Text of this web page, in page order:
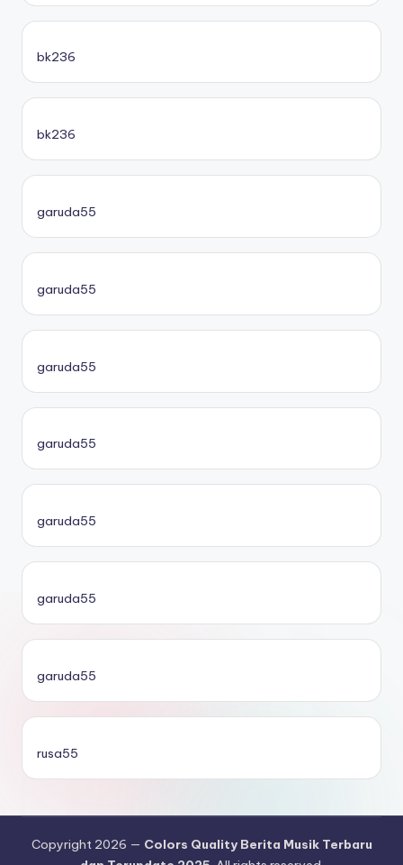
bk236
bk236
garuda55
garuda55
garuda55
garuda55
garuda55
garuda55
garuda55
rusa55
Copyright 2026 — Colors Quality Berita Musik Terbaru